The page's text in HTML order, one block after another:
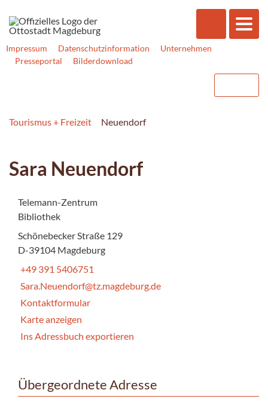
Impressum Datenschutzinformation
Unternehmen
Presseportal
Bilderdownload
Tourismus + Freizeit Neuendorf
Sara Neuendorf
Telemann-Zentrum
Bibliothek
Schönebecker Straße 129
D-39104 Magdeburg
+49 391 5406751
Sara.Neuendorf@tz.magdeburg.de
Kontaktformular
Karte anzeigen
Ins Adressbuch exportieren
Übergeordnete Adresse